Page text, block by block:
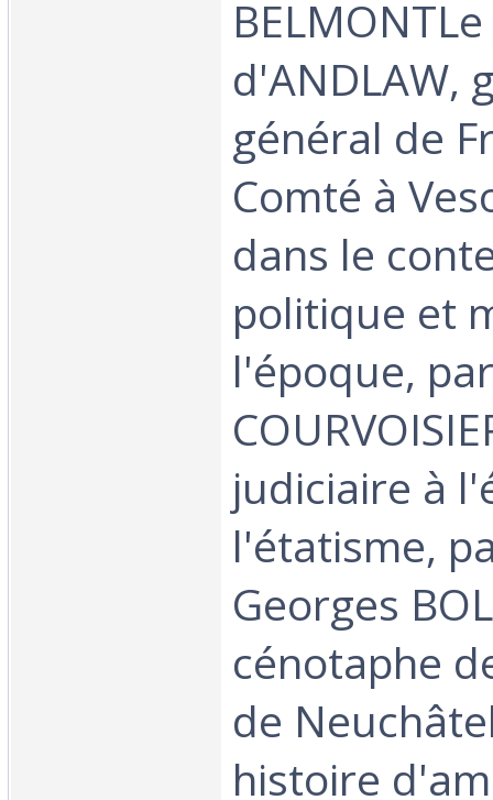
d'ANDLAW,
général de
Comté à
dans le
politique et
l'époque,
judiciaire à
l'étatisme,
Georges
cénotaphe
de
histoire